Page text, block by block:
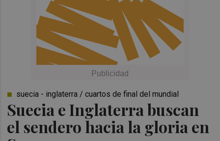
Suecia e Inglaterra buscan
el sendero hacia la gloria en
suecia - inglaterra / cuartos de final del mundial